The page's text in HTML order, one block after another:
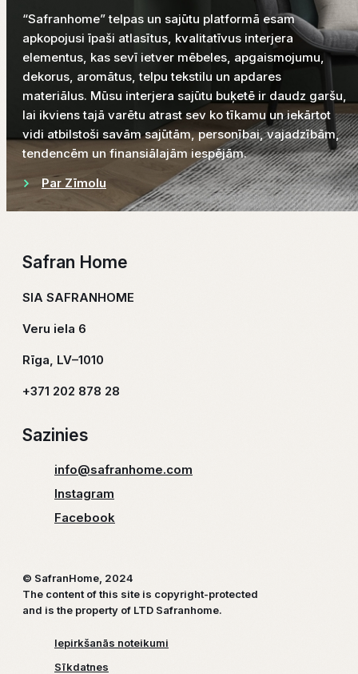
“Safranhome” telpas un sajūtu platformā esam
apkopojusi īpaši atlasītus, kvalitatīvus interjera
elementus, kas sevī ietver mēbeles, apgaismojumu,
dekorus, aromātus, telpu tekstilu un apdares
materiālus. Mūsu interjera sajūtu buķetē ir daudz garšu,
lai ikviens tajā varētu atrast sev ko tīkamu un iekārtot
vidi atbilstoši savām sajūtām, personībai, vajadzībām,
tendencēm un finansiālajām iespējām.
Par Zīmolu
Safran Home
SIA SAFRANHOME
Veru iela 6
Rīga, LV–1010
+371 202 878 28
Sazinies
info@safranhome.com
Instagram
Facebook
© SafranHome, 2024
The content of this site is copyright-protected
and is the property of LTD Safranhome.
Iepirkšanās noteikumi
Sīkdatnes